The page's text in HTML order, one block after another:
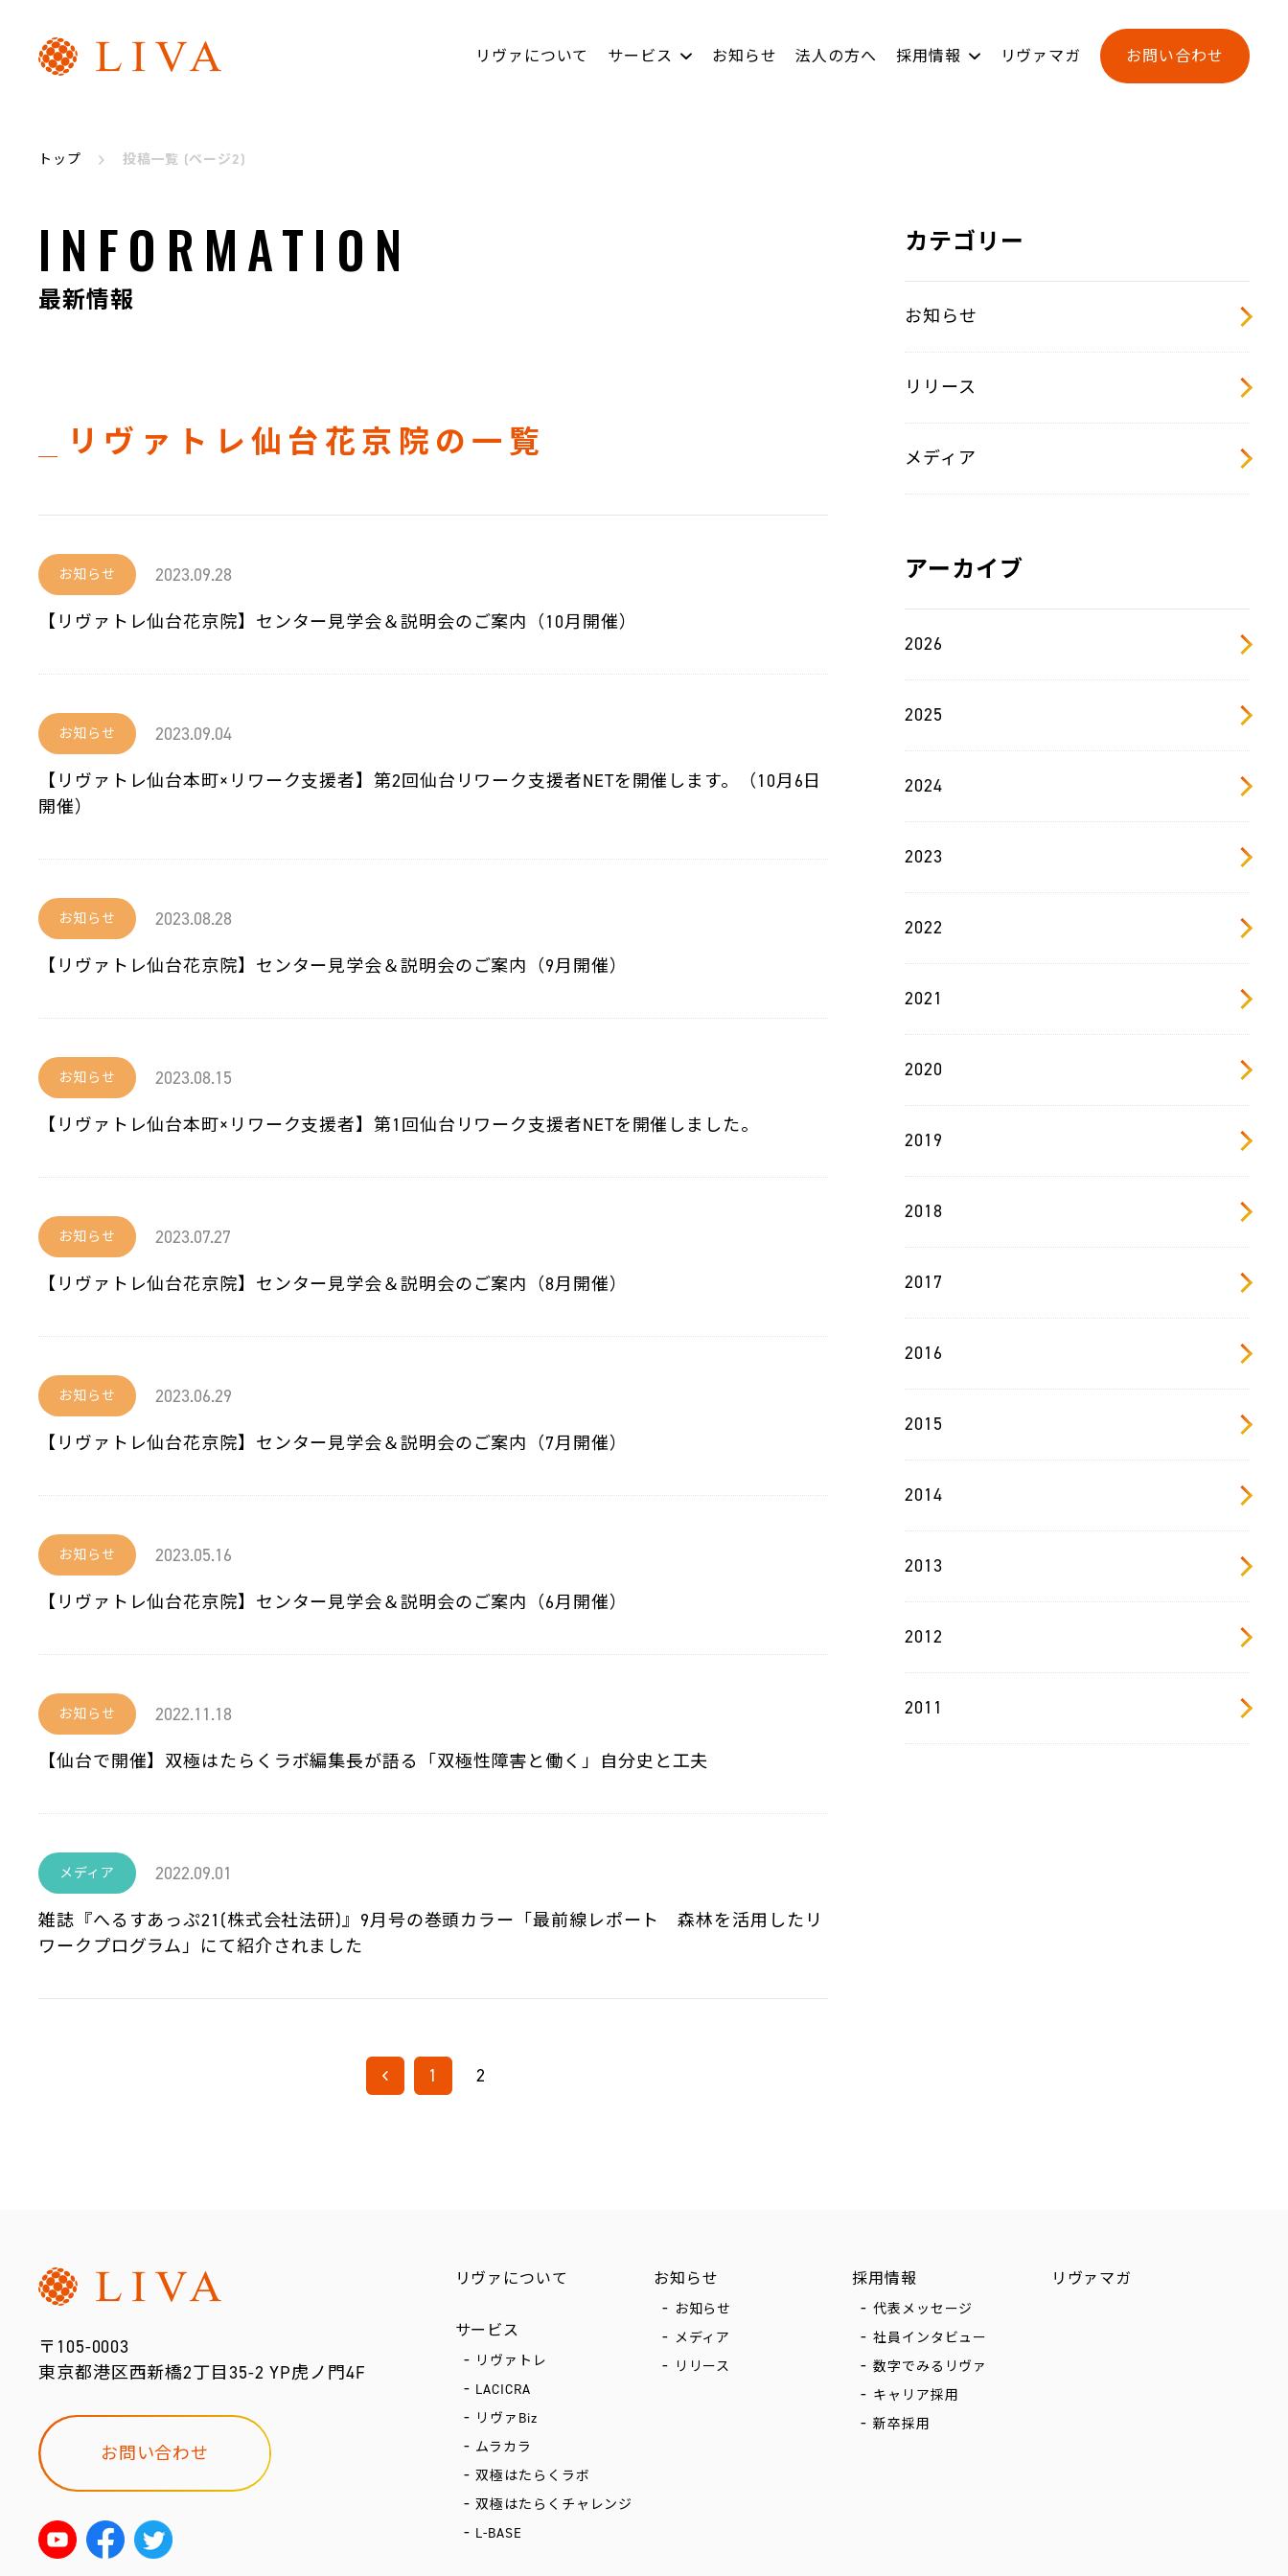
リヴァについて サービス お知らせ 法人の方へ 採用情報 リヴァマガ お問い合わせ
トップ 投稿一覧 (ページ2)
INFORMATION
最新情報
リヴァトレ仙台花京院の一覧
お知らせ 2023.09.28
【リヴァトレ仙台花京院】センター見学会＆説明会のご案内（10月開催）
お知らせ 2023.09.04
【リヴァトレ仙台本町×リワーク支援者】第2回仙台リワーク支援者NETを開催します。（10月6日
開催）
お知らせ 2023.08.28
【リヴァトレ仙台花京院】センター見学会＆説明会のご案内（9月開催）
お知らせ 2023.08.15
【リヴァトレ仙台本町×リワーク支援者】第1回仙台リワーク支援者NETを開催しました。
お知らせ 2023.07.27
【リヴァトレ仙台花京院】センター見学会＆説明会のご案内（8月開催）
お知らせ 2023.06.29
【リヴァトレ仙台花京院】センター見学会＆説明会のご案内（7月開催）
お知らせ 2023.05.16
【リヴァトレ仙台花京院】センター見学会＆説明会のご案内（6月開催）
お知らせ 2022.11.18
【仙台で開催】双極はたらくラボ編集長が語る「双極性障害と働く」自分史と工夫
メディア 2022.09.01
雑誌『へるすあっぷ21(株式会社法研)』9月号の巻頭カラー「最前線レポート 森林を活用したリ
ワークプログラム」にて紹介されました
1 2
カテゴリー
お知らせ
リリース
メディア
アーカイブ
2026
2025
2024
2023
2022
2021
2020
2019
2018
2017
2016
2015
2014
2013
2012
2011
〒105-0003
東京都港区西新橋2丁目35-2 YP虎ノ門4F
お問い合わせ
リヴァについて
サービス
リヴァトレ
LACICRA
リヴァBiz
ムラカラ
双極はたらくラボ
双極はたらくチャレンジ
L-BASE
お知らせ
お知らせ
メディア
リリース
採用情報
代表メッセージ
社員インタビュー
数字でみるリヴァ
キャリア採用
新卒採用
リヴァマガ